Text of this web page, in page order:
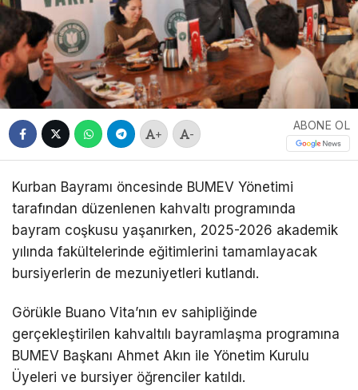
+ -
ABONE OL
Kurban Bayramı öncesinde BUMEV Yönetimi
tarafından düzenlenen kahvaltı programında
bayram coşkusu yaşanırken, 2025-2026 akademik
yılında fakültelerinde eğitimlerini tamamlayacak
bursiyerlerin de mezuniyetleri kutlandı.
Görükle Buano Vita’nın ev sahipliğinde
gerçekleştirilen kahvaltılı bayramlaşma programına
BUMEV Başkanı Ahmet Akın ile Yönetim Kurulu
Üyeleri ve bursiyer öğrenciler katıldı.